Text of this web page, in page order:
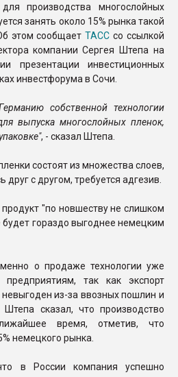
производства многослойных
занять около 15% рынка такой
этом сообщаетТАСС со ссылкой
компании Сергея Штепа на
презентации инвестиционных
инвестфорума в Сочи.
собственной технологии
выпуска многослойных пленок,
, - сказал Штепа.
состоят из множества слоев,
с другом, требуется адгезив.
"по новшеству не слишком
гораздо выгоднее немецким
о продаже технологии уже
так как экспорт
невыгоден из-за ввозных пошлин и
Штепа сказал, что производство
время, отметив, что
немецкого рынка.
в России компания успешно